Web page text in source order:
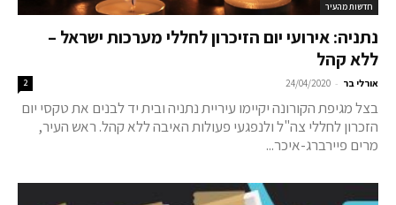
חדשות מהעיר
נתניה: אירועי יום הזיכרון לחללי מערכות ישראל –
ללא קהל
אורלי בר -
24/04/2020
2
בצל מגיפת הקורונה יקיימו עיריית נתניה ובית יד לבנים את טקסי יום
הזכרון לחללי צה"ל ולנפגעי פעולות האיבה ללא קהל. ראש העיר,
מרים פיירברג-איכר...